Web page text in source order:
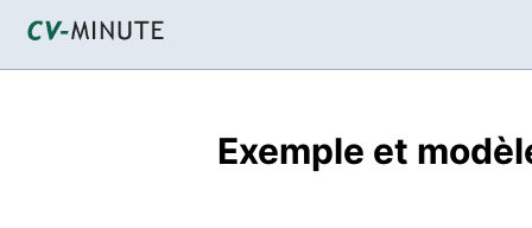
Exemple et